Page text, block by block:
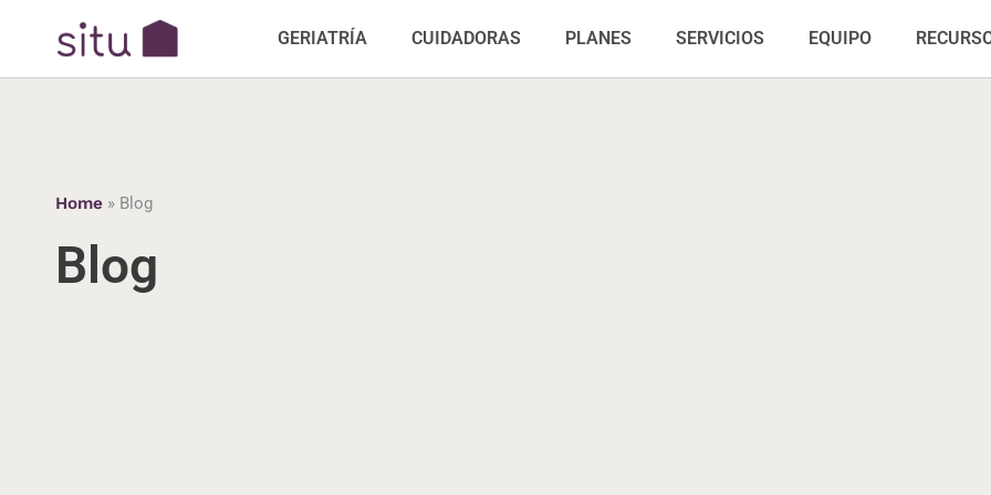
GERIATRÍA CUIDADORAS PLANES SERVICIOS EQUIPO
Home » Blog
Blog